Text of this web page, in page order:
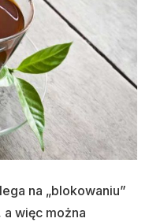
na „blokowaniu”
więc można